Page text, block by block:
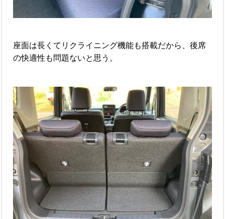
座面は長くてリクライニング機能も搭載だから、後席
の快適性も問題ないと思う。